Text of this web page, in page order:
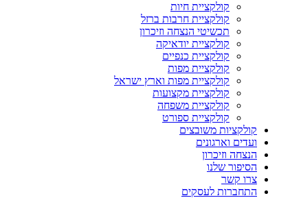
קולקציית חיות
קולקציית חרבות ברזל
תכשיטי הנצחה וזיכרון
קולקציית יודאיקה
קולקציית כנפיים
קולקציית מפות
קולקציית מפות וארץ ישראל
קולקציית מקצועות
קולקציית משפחה
קולקציית ספורט
קולקציות משובצים
ועדים וארגונים
הנצחה וזיכרון
הסיפור שלנו
צרו קשר
התחברות לעסקים